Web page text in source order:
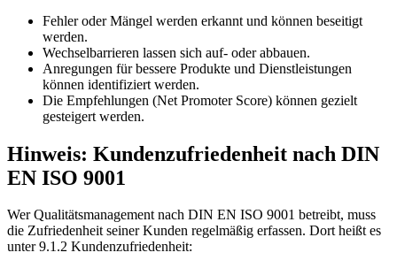
Fehler oder Mängel werden erkannt und können beseitigt
werden.
Wechselbarrieren lassen sich auf- oder abbauen.
Anregungen für bessere Produkte und Dienstleistungen
können identifiziert werden.
Die Empfehlungen (Net Promoter Score) können gezielt
gesteigert werden.
Hinweis: Kundenzufriedenheit nach DIN
EN ISO 9001
Wer Qualitätsmanagement nach DIN EN ISO 9001 betreibt, muss
die Zufriedenheit seiner Kunden regelmäßig erfassen. Dort heißt es
unter 9.1.2 Kundenzufriedenheit: